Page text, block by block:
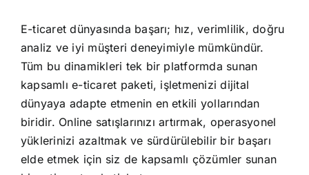
E-ticaret dünyasında başarı; hız, verimlilik, doğru
analiz ve iyi müşteri deneyimiyle mümkündür.
Tüm bu dinamikleri tek bir platformda sunan
kapsamlı e-ticaret paketi, işletmenizi dijital
dünyaya adapte etmenin en etkili yollarından
biridir. Online satışlarınızı artırmak, operasyonel
yüklerinizi azaltmak ve sürdürülebilir bir başarı
elde etmek için siz de kapsamlı çözümler sunan